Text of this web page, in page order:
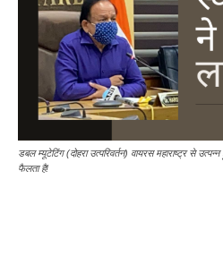
डबल म्यूटेटिंग (दोहरा उत्परिवर्तन) वायरस महाराष्ट्र से
फैलता है!